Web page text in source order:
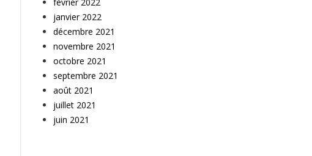
janvier 2022
décembre 2021
novembre 2021
octobre 2021
septembre 2021
août 2021
juillet 2021
juin 2021